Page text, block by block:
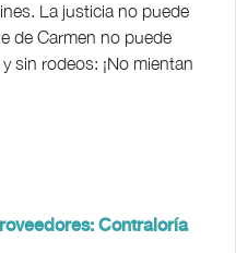
La justicia no puede
de Carmen no puede
sin rodeos: ¡No mientan
Contraloría